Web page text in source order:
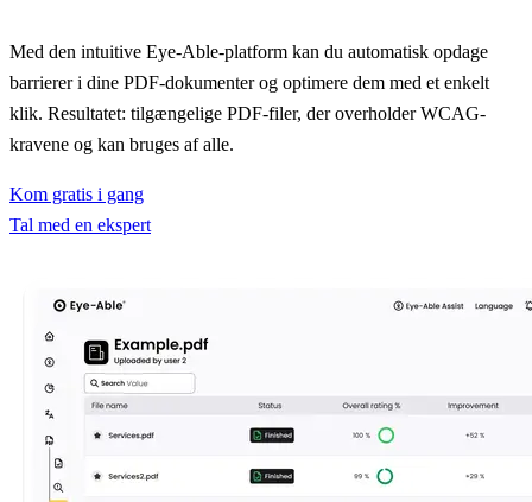
Med den intuitive Eye-Able-platform kan du automatisk opdage
barrierer i dine PDF-dokumenter og optimere dem med et enkelt
klik. Resultatet: tilgængelige PDF-filer, der overholder WCAG-
kravene og kan bruges af alle.
Kom gratis i gang
Tal med en ekspert